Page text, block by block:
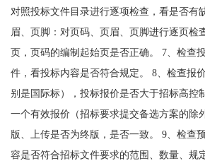
对照投标文件目录进行逐项检查，看是否有
眉、页脚：对页码、页眉、页脚进行逐页检
页，页码的编制起始页是否正确。 7、检查
件，看投标内容是否符合规定。 8、检查报
别是国际标），投标报价是否大于招标高控
一个有效报价（招标要求提交备选方案的除
版、上传是否为终版，是否一致。 9、检查
容是否符合招标文件要求的范围、数量、规